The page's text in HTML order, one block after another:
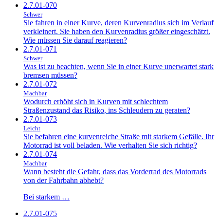
2.7.01-070
Schwer
Sie fahren in einer Kurve, deren Kurvenradius sich im Verlauf
verkleinert. Sie haben den Kurvenradius größer eingeschätzt.
Wie müssen Sie darauf reagieren?
2.7.01-071
Schwer
Was ist zu beachten, wenn Sie in einer Kurve unerwartet stark
bremsen müssen?
2.7.01-072
Machbar
Wodurch erhöht sich in Kurven mit schlechtem
Straßenzustand das Risiko, ins Schleudern zu geraten?
2.7.01-073
Leicht
Sie befahren eine kurvenreiche Straße mit starkem Gefälle. Ihr
Motorrad ist voll beladen. Wie verhalten Sie sich richtig?
2.7.01-074
Machbar
Wann besteht die Gefahr, dass das Vorderrad des Motorrads
von der Fahrbahn abhebt?
Bei starkem …
2.7.01-075